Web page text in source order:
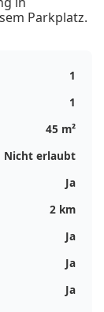
Parkplatz.
1
1
45 m²
Nicht erlaubt
Ja
2 km
Ja
Ja
Ja